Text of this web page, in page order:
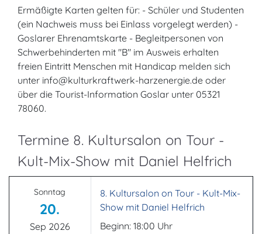
Ermäßigte Karten gelten für: - Schüler und Studenten
(ein Nachweis muss bei Einlass vorgelegt werden) -
Goslarer Ehrenamtskarte - Begleitpersonen von
Schwerbehinderten mit "B" im Ausweis erhalten
freien Eintritt Menschen mit Handicap melden sich
unter info@kulturkraftwerk-harzenergie.de oder
über die Tourist-Information Goslar unter 05321
78060.
Termine 8. Kultursalon on Tour -
Kult-Mix-Show mit Daniel Helfrich
Sonntag
20.
Sep 2026
8. Kultursalon on Tour - Kult-Mix-
Show mit Daniel Helfrich
Beginn: 18:00 Uhr